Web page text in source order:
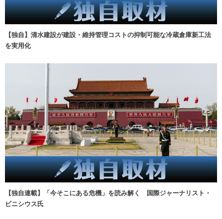
【独自】清水建設が建設・維持管理コストの抑制可能な冷蔵倉庫新工法
を実用化
【独自連載】「今そこにある危機」を読み解く 国際ジャーナリスト・
ビニシウス氏